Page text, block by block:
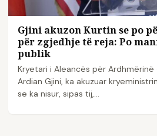
Gjini akuzon Kurtin se po
për zgjedhje të reja: Po
publik
Kryetari i Aleancës për Ardhmërinë
Ardian Gjini, ka akuzuar
se ka nisur, sipas tij,…